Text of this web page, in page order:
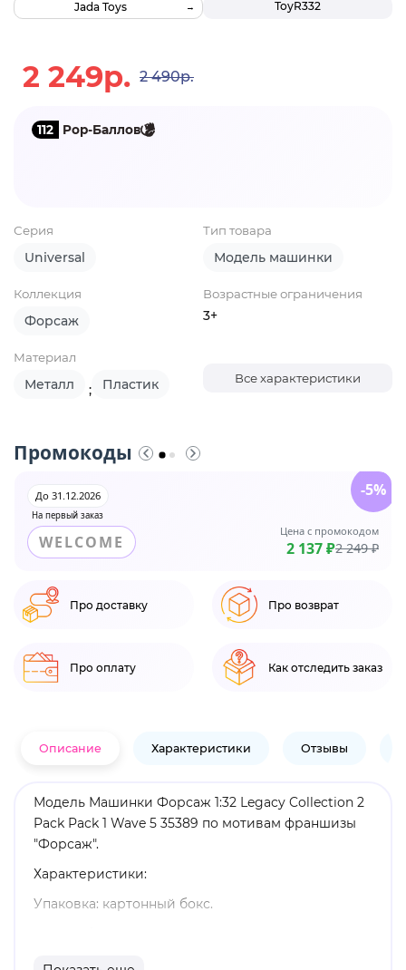
ТоуR332
Jada Toys
2 249р. 2 490р.
112 Pop-Баллов
Серия
Universal
Тип товара
Модель машинки
Коллекция
Форсаж
Возрастные ограничения
3+
Материал
Металл ; Пластик Все характеристики
Промокоды
На первый заказ
До 31.12.2026
WELCOME
Цена с промокодом
2 137 ₽2 249 ₽
-5%
Про доставку Про возврат
Про оплату Как отследить заказ
Описание Характеристики Отзывы
Модель Машинки Форсаж 1:32 Legacy Collection 2
Pack Pack 1 Wave 5 35389 по мотивам франшизы
"Форсаж".
Характеристики:
Упаковка: картонный бокс.
Материал: цинковый сплав, пластик.